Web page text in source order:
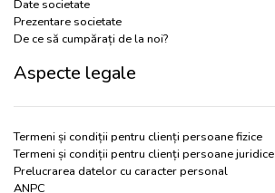
Date societate
Prezentare societate
De ce să cumpărați de la noi?
Aspecte legale
Termeni și condiții pentru clienți persoane fizice
Termeni și condiții pentru clienți persoane juridice
Prelucrarea datelor cu caracter personal
ANPC